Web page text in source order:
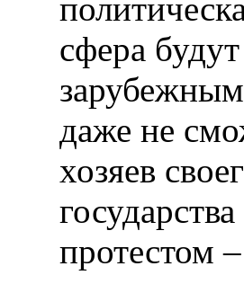
сфера
даже не
хозяев
протестом